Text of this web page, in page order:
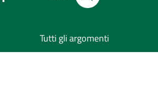
Tutti gli argomenti